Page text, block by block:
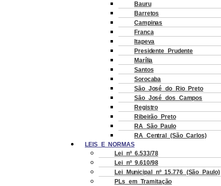
Bauru
Barretos
Campinas
Franca
Itapeva
Presidente Prudente
Marília
Santos
Sorocaba
São José do Rio Preto
São José dos Campos
Registro
Ribeirão Preto
RA São Paulo
RA Central (São Carlos)
LEIS E NORMAS
Lei nº 6.533/78
Lei nº 9.610/98
Lei Municipal nº 15.776 (São Paulo)
PLs em Tramitação